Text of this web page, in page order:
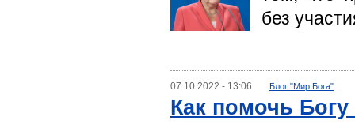
без
07.10.2022 - 13:06 Блог "Мир Бога"
Как помочь